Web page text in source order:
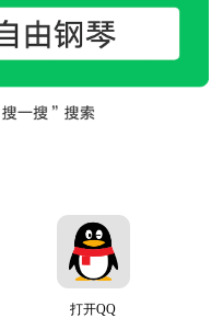
打开QQ